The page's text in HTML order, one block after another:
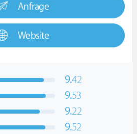
Anfrage
Website
9.42
9.53
9.22
9.52